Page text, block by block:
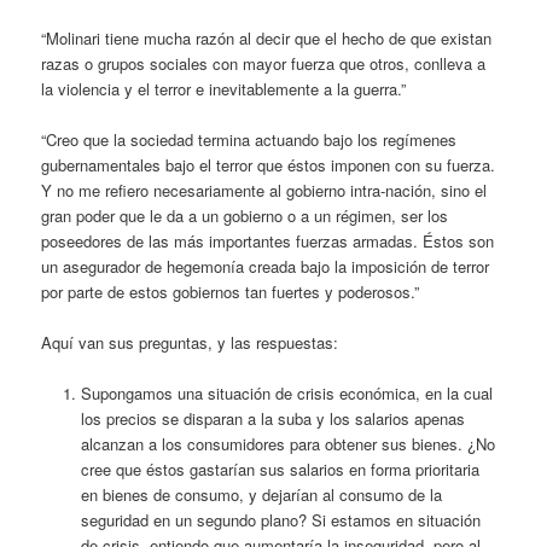
“Molinari tiene mucha razón al decir que el hecho de que existan
razas o grupos sociales con mayor fuerza que otros, conlleva a
la violencia y el terror e inevitablemente a la guerra.”
“Creo que la sociedad termina actuando bajo los regímenes
gubernamentales bajo el terror que éstos imponen con su fuerza.
Y no me refiero necesariamente al gobierno intra-nación, sino el
gran poder que le da a un gobierno o a un régimen, ser los
poseedores de las más importantes fuerzas armadas. Éstos son
un asegurador de hegemonía creada bajo la imposición de terror
por parte de estos gobiernos tan fuertes y poderosos.”
Aquí van sus preguntas, y las respuestas:
Supongamos una situación de crisis económica, en la cual
los precios se disparan a la suba y los salarios apenas
alcanzan a los consumidores para obtener sus bienes. ¿No
cree que éstos gastarían sus salarios en forma prioritaria
en bienes de consumo, y dejarían al consumo de la
seguridad en un segundo plano? Si estamos en situación